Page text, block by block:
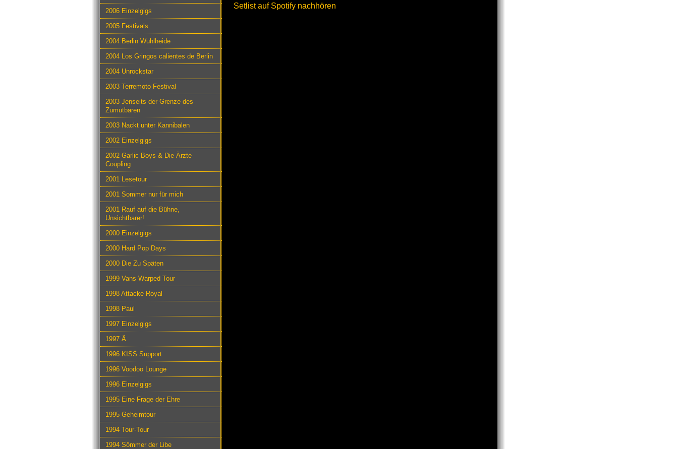
2006 Einzelgigs
2005 Festivals
2004 Berlin Wuhlheide
2004 Los Gringos calientes de Berlin
2004 Unrockstar
2003 Terremoto Festival
2003 Jenseits der Grenze des
Zumutbaren
2003 Nackt unter Kannibalen
2002 Einzelgigs
2002 Garlic Boys & Die Ärzte
Coupling
2001 Lesetour
2001 Sommer nur für mich
2001 Rauf auf die Bühne,
Unsichtbarer!
2000 Einzelgigs
2000 Hard Pop Days
2000 Die Zu Späten
1999 Vans Warped Tour
1998 Attacke Royal
1998 Paul
1997 Einzelgigs
1997 Ä
1996 KISS Support
1996 Voodoo Lounge
1996 Einzelgigs
1995 Eine Frage der Ehre
1995 Geheimtour
1994 Tour-Tour
1994 Sömmer der Libe
Setlist auf Spotify nachhören